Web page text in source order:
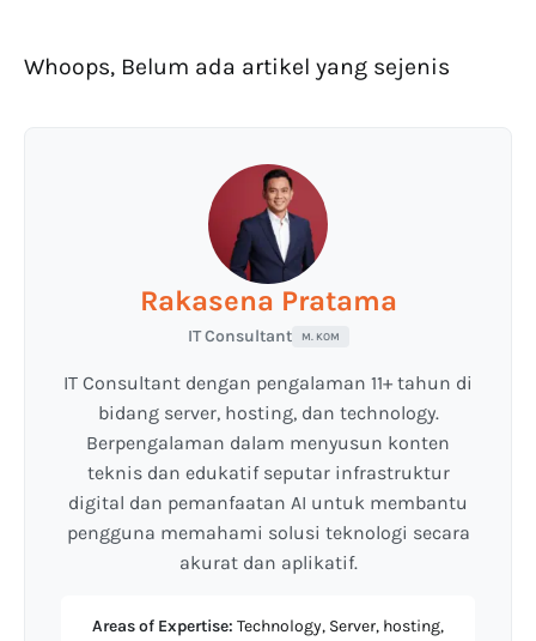
Whoops, Belum ada artikel yang sejenis
Rakasena Pratama
IT Consultant M. KOM
IT Consultant dengan pengalaman 11+ tahun di
bidang server, hosting, dan technology.
Berpengalaman dalam menyusun konten
teknis dan edukatif seputar infrastruktur
digital dan pemanfaatan AI untuk membantu
pengguna memahami solusi teknologi secara
akurat dan aplikatif.
Areas of Expertise: Technology, Server, hosting,